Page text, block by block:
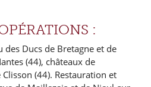
:
des Ducs de Bretagne et de
(44), châteaux de
(44). Restauration et